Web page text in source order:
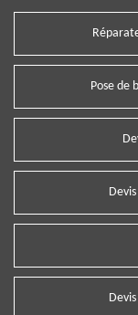
Pose de